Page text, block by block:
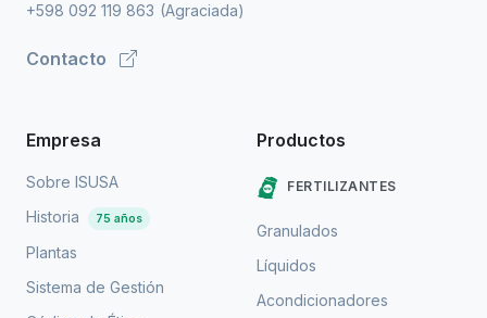
+598 092 119 863 (Agraciada)
Contacto
Empresa
Sobre ISUSA
Historia
75 años
Plantas
Sistema de Gestión
Productos
FERTILIZANTES
Granulados
Líquidos
Acondicionadores